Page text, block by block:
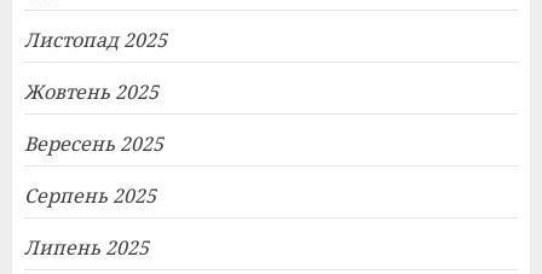
Листопад 2025
Жовтень 2025
Вересень 2025
Серпень 2025
Липень 2025